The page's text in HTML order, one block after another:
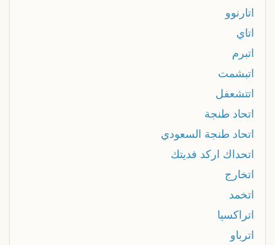
اتارنوو
اتاي
اتبرم
اتبشمت
اتتشعفل
اتحاد طنجة
اتحاد طنجة السعودي
اتحداك اركد فديتك
اتخارج
اتخمد
اتراكسيا
اترباو